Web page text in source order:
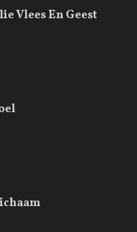
Vlees En Geest